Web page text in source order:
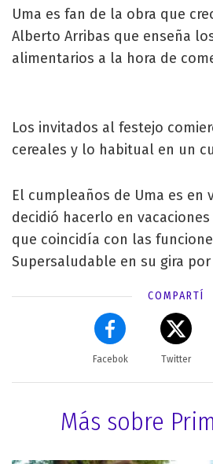
Uma es fan de la obra que
Alberto Arribas que enseña
alimentarios a la hora de
Los invitados al festejo
cereales y lo habitual en un
El cumpleaños de Uma es en
decidió hacerlo en
que coincidía con las
Supersaludable en su gira por
COMPARTÍ
Facebok Twitter
Más sobre